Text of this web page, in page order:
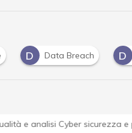
D Data Breach D
e analisi Cyber sicurezza e